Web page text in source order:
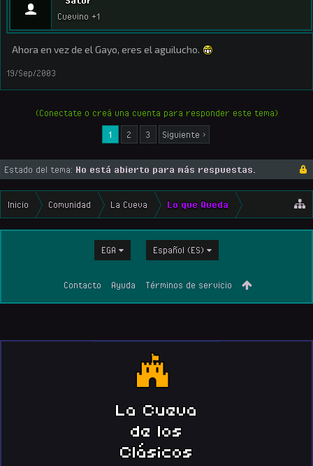
Cuevino +1
Ahora en vez de el Gayo, eres el aguilucho.
19/Sep/2003
(Conectate o creá una cuenta para responder este tema)
1
2 3 Siguiente >
Estado del tema: No está abierto para más respuestas.
Inicio Comunidad La Cueva Lo que Queda
EGA Español (ES)
Contacto Ayuda Términos de servicio
La Cueva
de los
Clásicos